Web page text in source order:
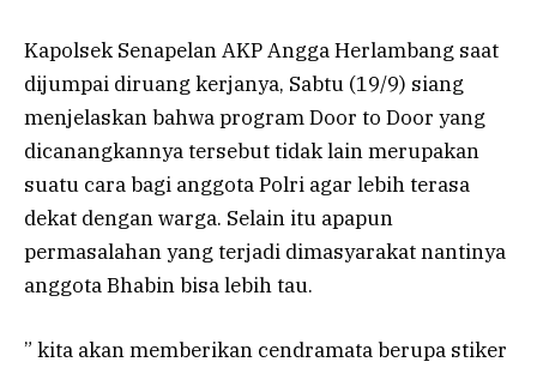
Kapolsek Senapelan AKP Angga Herlambang saat
dijumpai diruang kerjanya, Sabtu (19/9) siang
menjelaskan bahwa program Door to Door yang
dicanangkannya tersebut tidak lain merupakan
suatu cara bagi anggota Polri agar lebih terasa
dekat dengan warga. Selain itu apapun
permasalahan yang terjadi dimasyarakat nantinya
anggota Bhabin bisa lebih tau.
” kita akan memberikan cendramata berupa stiker